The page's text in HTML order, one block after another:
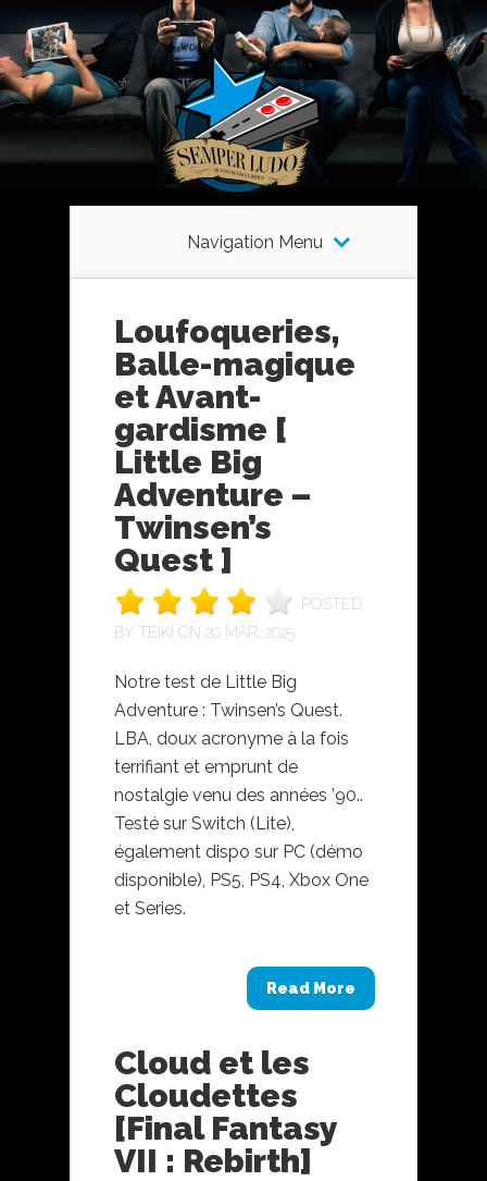
Navigation Menu
Loufoqueries,
Balle-magique
et Avant-
gardisme [
Little Big
Adventure –
Twinsen’s
Quest ]
POSTED
BY TEIKI ON 20 MAR, 2025
Notre test de Little Big
Adventure : Twinsen’s Quest.
LBA, doux acronyme à la fois
terrifiant et emprunt de
nostalgie venu des années ’90..
Testé sur Switch (Lite),
également dispo sur PC (démo
disponible), PS5, PS4, Xbox One
et Series.
Read More
Cloud et les
Cloudettes
[Final Fantasy
VII : Rebirth]